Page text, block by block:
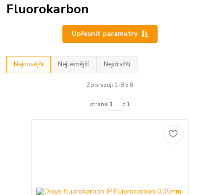
Fluorokarbon
Upřesnit parametry
Nejnovější Nejlevnější Nejdražší
Zobrazuji 1-8 z 8
strana z 1